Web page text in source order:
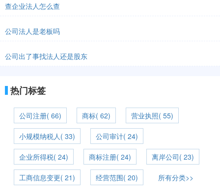
查企业法人怎么查
公司法人是老板吗
公司出了事找法人还是股东
热门标签
公司注册( 66) 商标( 62) 营业执照( 55)
小规模纳税人( 33) 公司审计( 24)
企业所得税( 24) 商标注册( 24) 离岸公司( 23)
工商信息变更( 21) 经营范围( 20) 所有分类>>